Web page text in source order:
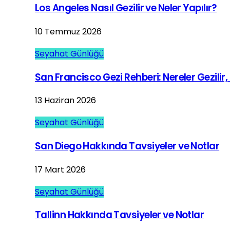
Los Angeles Nasıl Gezilir ve Neler Yapılır?
10 Temmuz 2026
Seyahat Günlüğü
San Francisco Gezi Rehberi: Nereler Gezilir,
13 Haziran 2026
Seyahat Günlüğü
San Diego Hakkında Tavsiyeler ve Notlar
17 Mart 2026
Seyahat Günlüğü
Tallinn Hakkında Tavsiyeler ve Notlar